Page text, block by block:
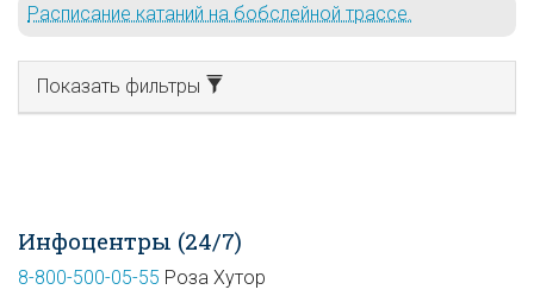
Расписание катаний на бобслейной трассе.
Показать фильтры
Инфоцентры (24/7)
8-800-500-05-55 Роза Хутор